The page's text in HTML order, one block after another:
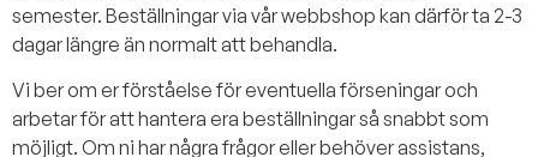
semester. Beställningar via vår webbshop kan därför ta 2-3
dagar längre än normalt att behandla.
Vi ber om er förståelse för eventuella förseningar och
arbetar för att hantera era beställningar så snabbt som
möjligt. Om ni har några frågor eller behöver assistans,